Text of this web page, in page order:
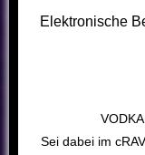
Elektronische
Sei dabei im